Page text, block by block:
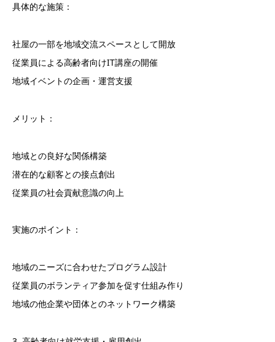
具体的な施策：
社屋の一部を地域交流スペースとして開放
従業員による高齢者向けIT講座の開催
地域イベントの企画・運営支援
メリット：
地域との良好な関係構築
潜在的な顧客との接点創出
従業員の社会貢献意識の向上
実施のポイント：
地域のニーズに合わせたプログラム設計
従業員のボランティア参加を促す仕組み作り
地域の他企業や団体とのネットワーク構築